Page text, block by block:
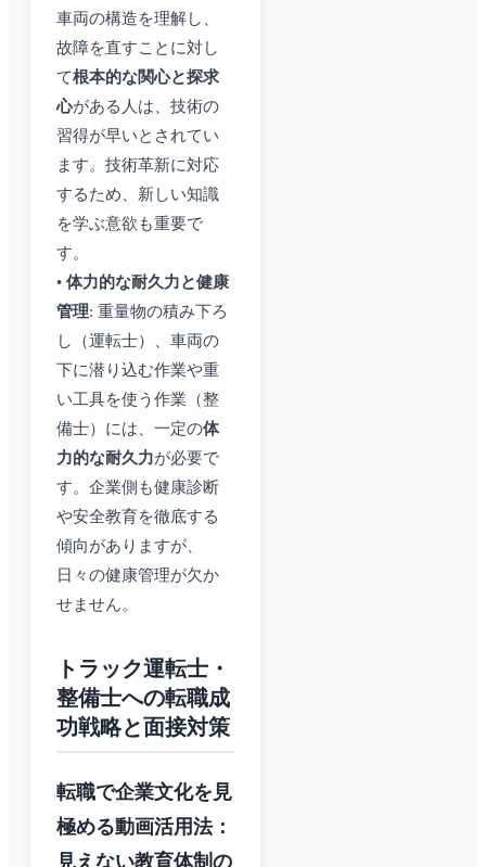
車両の構造を理解し、
故障を直すことに対し
て根本的な関心と探求
心がある人は、技術の
習得が早いとされてい
ます。技術革新に対応
するため、新しい知識
を学ぶ意欲も重要で
す。
• 体力的な耐久力と健康
管理: 重量物の積み下ろ
し（運転士）、車両の
下に潜り込む作業や重
い工具を使う作業（整
備士）には、一定の体
力的な耐久力が必要で
す。企業側も健康診断
や安全教育を徹底する
傾向がありますが、
日々の健康管理が欠か
せません。
トラック運転士・
整備士への転職成
功戦略と面接対策
転職で企業文化を見
極める動画活用法：
見えない教育体制の